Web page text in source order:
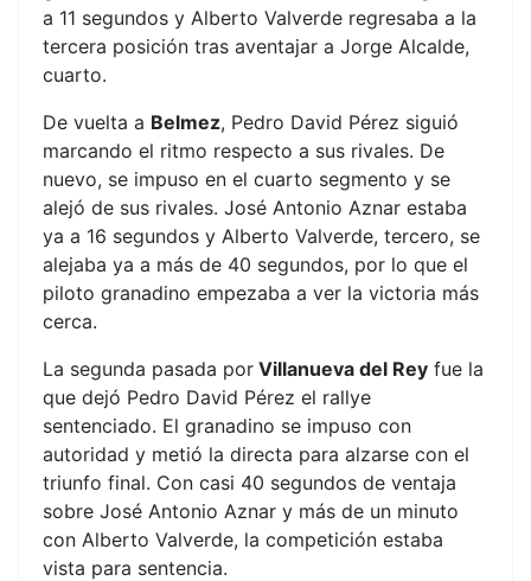
a 11 segundos y Alberto Valverde regresaba a la
tercera posición tras aventajar a Jorge Alcalde,
cuarto.
De vuelta a Belmez, Pedro David Pérez siguió
marcando el ritmo respecto a sus rivales. De
nuevo, se impuso en el cuarto segmento y se
alejó de sus rivales. José Antonio Aznar estaba
ya a 16 segundos y Alberto Valverde, tercero, se
alejaba ya a más de 40 segundos, por lo que el
piloto granadino empezaba a ver la victoria más
cerca.
La segunda pasada por Villanueva del Rey fue la
que dejó Pedro David Pérez el rallye
sentenciado. El granadino se impuso con
autoridad y metió la directa para alzarse con el
triunfo final. Con casi 40 segundos de ventaja
sobre José Antonio Aznar y más de un minuto
con Alberto Valverde, la competición estaba
vista para sentencia.